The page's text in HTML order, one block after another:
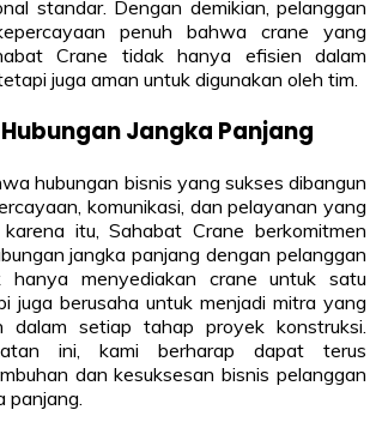
standar. Dengan demikian, pelanggan
penuh bahwa crane yang
Crane tidak hanya efisien dalam
juga aman untuk digunakan oleh tim.
Jangka Panjang
hubungan bisnis yang sukses dibangun
komunikasi, dan pelayanan yang
itu, Sahabat Crane berkomitmen
jangka panjang dengan pelanggan
hanya menyediakan crane untuk satu
juga berusaha untuk menjadi mitra yang
dalam setiap tahap proyek konstruksi.
ini, kami berharap dapat terus
dan kesuksesan bisnis pelanggan
panjang.